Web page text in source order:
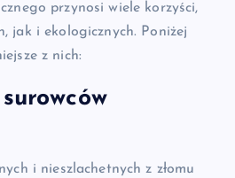
przynosi wiele korzyści,
jak i ekologicznych. Poniżej
z nich:
i nieszlachetnych z złomu